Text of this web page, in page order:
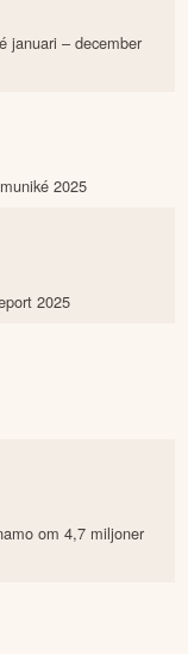
januari – december
2025
2025
om 4,7 miljoner